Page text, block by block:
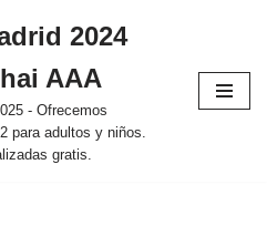
2024
AAA
- Ofrecemos
para adultos y niños.
gratis.